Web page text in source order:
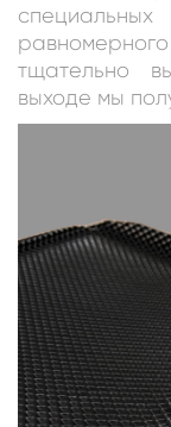
тщательно
выходе мы